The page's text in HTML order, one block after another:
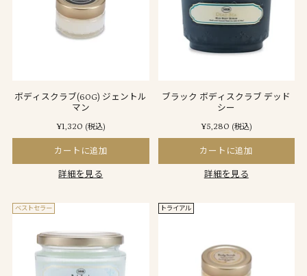
ボディスクラブ(60G) ジェントル
マン
¥1,320 (税込)
カートに追加
詳細を見る
ブラック ボディスクラブ デッド
シー
¥5,280 (税込)
カートに追加
詳細を見る
ベストセラー トライアル